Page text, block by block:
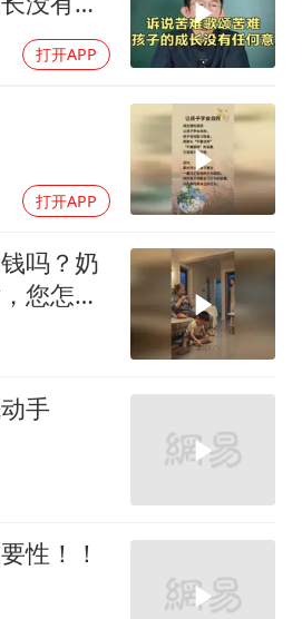
打开APP
打开APP
吗？奶
您怎么
手
性！！